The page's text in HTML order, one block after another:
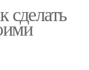
сделать